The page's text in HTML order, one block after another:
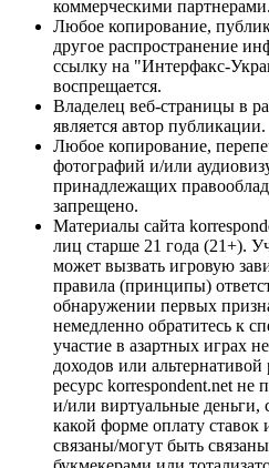
коммерческими партнерами.
Любое копирование,
другое распространение
ссылку на "Интерфакс-
воспрещается.
Владелец веб-страницы в
является автор публикации.
Любое копирование,
фотографий и/или
принадлежащих
запрещено.
Материалы сайта
лиц старше 21 года (21+).
может вызвать игровую
правила (принципы)
обнаружении первых
немедленно обратитесь к
участие в азартных играх
доходов или
ресурс korrespondent.net не
и/или виртуальные деньги,
какой форме оплату
связаны/могут быть